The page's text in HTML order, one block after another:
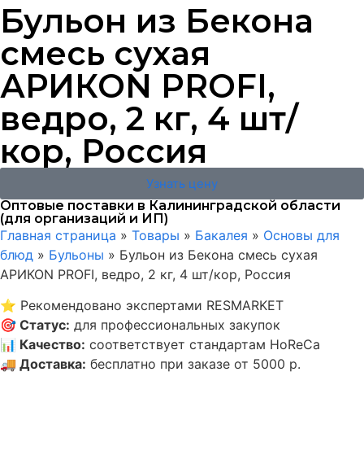
Бульон из Бекона
смесь сухая
АРИКОN PROFI,
ведро, 2 кг, 4 шт/
кор, Россия
Узнать цену
Оптовые поставки в Калининградской области
(для организаций и ИП)
Главная страница » Товары » Бакалея » Основы для
блюд » Бульоны » Бульон из Бекона смесь сухая
АРИКОN PROFI, ведро, 2 кг, 4 шт/кор, Россия
⭐ Рекомендовано экспертами RESMARKET
🎯 Статус: для профессиональных закупок
📊 Качество: соответствует стандартам HoReCa
🚚 Доставка: бесплатно при заказе от 5000 р.